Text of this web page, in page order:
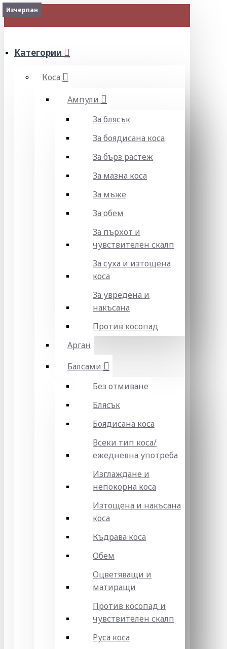
МЕНЮ
Категории
Коса
Ампули
За блясък
За боядисана коса
За бърз растеж
За мазна коса
За мъже
За обем
За пърхот и
чувствителен скалп
За суха и изтощена
коса
За увредена и
накъсана
Против косопад
Арган
Балсами
Без отмиване
Блясък
Боядисана коса
Всеки тип коса/
ежедневна употреба
Изглаждане и
непокорна коса
Изтощена и накъсана
коса
Къдрава коса
Обем
Оцветяващи и
матиращи
Против косопад и
чувствителен скалп
Руса коса
Изчерпан